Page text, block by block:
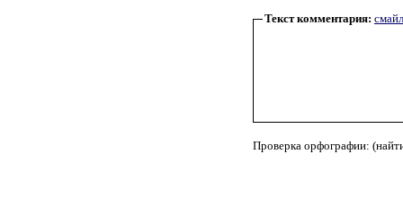
Текст комментария:
Проверка орфографии: